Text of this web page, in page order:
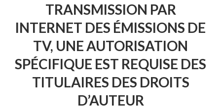
TRANSMISSION PAR
INTERNET DES ÉMISSIONS DE
TV, UNE AUTORISATION
SPÉCIFIQUE EST REQUISE DES
TITULAIRES DES DROITS
D’AUTEUR